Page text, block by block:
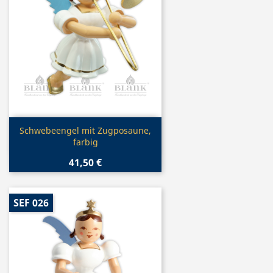
Vorschau
Schwebeengel mit Zugposaune,
farbig
41,50 €
SEF 026